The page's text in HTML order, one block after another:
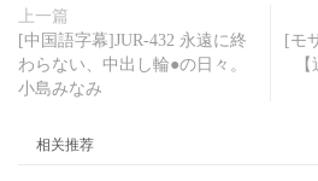
上一篇
[中国語字幕]JUR-432 永遠に終
わらない、中出し輪●の日々。
小島みなみ
[モ
相关推荐